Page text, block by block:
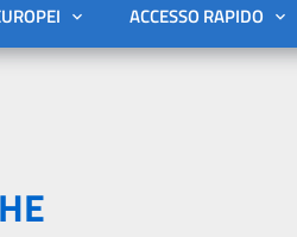
ACCESSO RAPIDO